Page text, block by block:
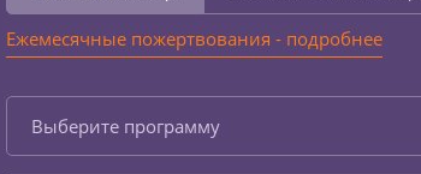
Ежемесячные пожертвования - подробнее
Выберите программу